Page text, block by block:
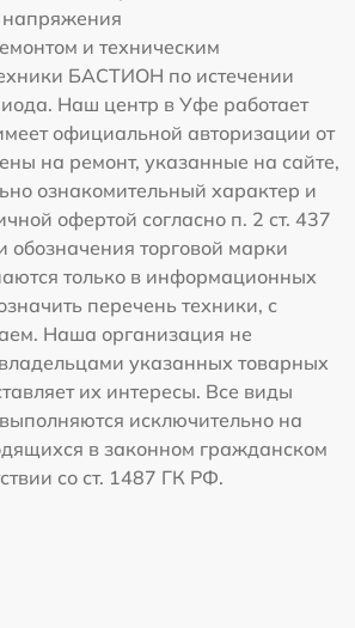
напряжения
и техническим
БАСТИОН по истечении
Наш центр в Уфе работает
официальной авторизации от
на ремонт, указанные на сайте,
ознакомительный характер и
офертой согласно п. 2 ст. 437
торговой марки
только в информационных
перечень техники, с
Наша организация не
указанных товарных
их интересы. Все виды
исключительно на
в законном гражданском
со ст. 1487 ГК РФ.